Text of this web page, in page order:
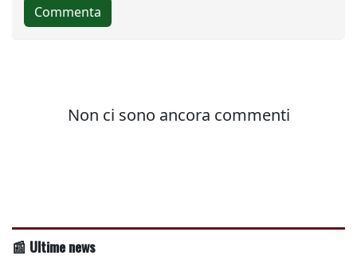
📰 Ultime news